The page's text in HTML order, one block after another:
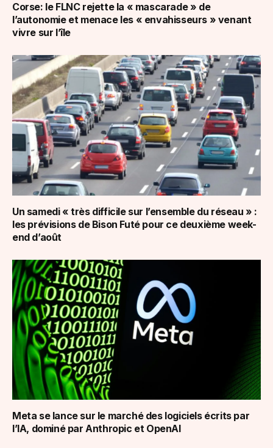
Corse: le FLNC rejette la « mascarade » de
l’autonomie et menace les « envahisseurs » venant
vivre sur l’île
Un samedi « très difficile sur l’ensemble du réseau » :
les prévisions de Bison Futé pour ce deuxième week-
end d’août
Meta se lance sur le marché des logiciels écrits par
l’IA, dominé par Anthropic et OpenAI